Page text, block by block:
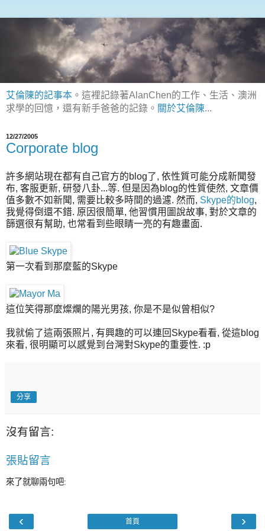
艾倫陳的記事本 。這裡記錄著AlanChen的工作、生活、澳洲
求學的回憶，還有新手爸爸的記錄。 關於艾倫陳...
12/27/2005
Corporate blog
許多網站現在都有自己官方的blog了, 依性質可能分成新聞發
布, 客服更新, 研發八卦...等. 但是因為blog的性質使然, 文章價
值多數不如新聞, 需要比較多時間的過濾. 然而, Skype的blog,
我覺得倒還不錯. 原因很簡單, 他習慣用圖說故事, 對於文章的
篩選很有幫助, 也常看到些眼睛一亮的有趣畫面.
第一次看到那麼藍的Skype
這位笑得那麼燦爛的陽光男孩, 你是不是似曾相似?
我就偷了這兩張照片, 有興趣的可以連回Skype看看, 從這blog
來看, 很明顯可以感覺到台灣對Skype的重要性. :p
分享
沒有留言:
張貼留言
來了就聊兩句吧:
‹ ›
首頁